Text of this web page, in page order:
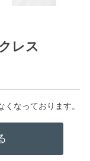
レス
くなっております。